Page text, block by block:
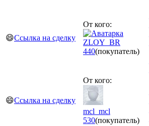
😄Ссылка на сделку
От кого:
ZLOY_BR
440(покупатель)
😄Ссылка на сделку
От кого:
mcl_mcl
530(покупатель)